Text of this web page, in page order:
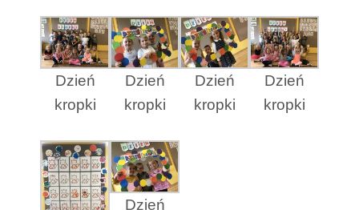
Dzień
kropki
Dzień
kropki
Dzień
kropki
Dzień
kropki
Dzień